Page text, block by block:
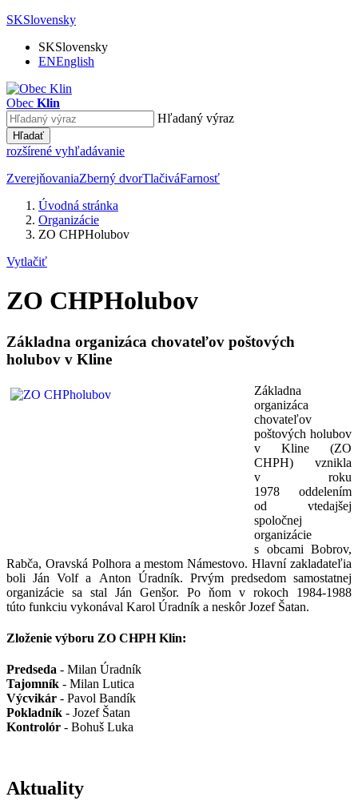
SKSlovensky
SKSlovensky
ENEnglish
Obec Klin
Hľadaný výraz
Hľadať
rozšírené vyhľadávanie
ZverejňovaniaZberný dvorTlačiváFarnosť
Úvodná stránka
Organizácie
ZO CHPHolubov
Vytlačiť
ZO CHPHolubov
Základna organizáca chovateľov poštových
holubov v Kline
Základna
organizáca
chovateľov
poštových holubov
v Kline (ZO
CHPH) vznikla
v roku
1978 oddelením
od vtedajšej
spoločnej
organizácie
s obcami Bobrov,
Rabča, Oravská Polhora a mestom Námestovo. Hlavní zakladateľia
boli Ján Volf a Anton Úradník. Prvým predsedom samostatnej
organizácie sa stal Ján Genšor. Po ňom v rokoch 1984-1988
túto funkciu vykonával Karol Úradník a neskôr Jozef Šatan.
Zloženie výboru ZO CHPH Klin:
Predseda - Milan Úradník
Tajomník - Milan Lutica
Výcvikár - Pavol Bandík
Pokladník - Jozef Šatan
Kontrolór - Bohuš Luka
Aktuality